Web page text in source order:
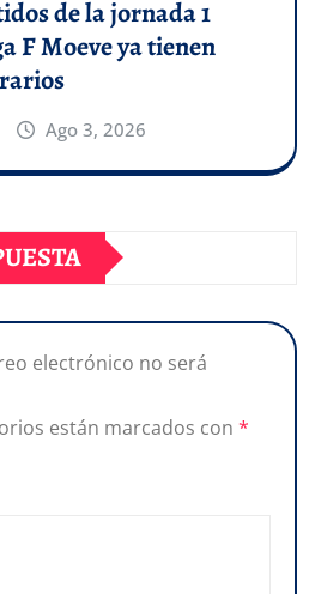
de la jornada 1
F Moeve ya tienen
Ago 3, 2026
electrónico no será
están marcados con *